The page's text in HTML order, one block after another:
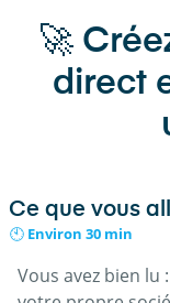
🚀
direct
Ce que vous
🕙 Environ 30 min
Vous avez bien